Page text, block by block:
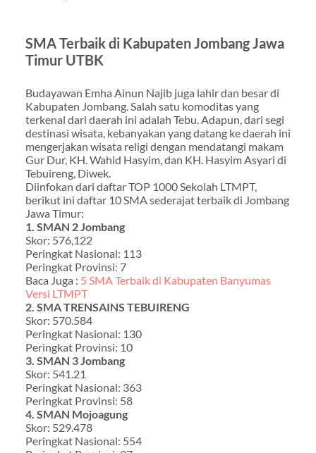
SMA Terbaik di Kabupaten Jombang Jawa
Timur UTBK
Budayawan Emha Ainun Najib juga lahir dan besar di
Kabupaten Jombang. Salah satu komoditas yang
terkenal dari daerah ini adalah Tebu. Adapun, dari segi
destinasi wisata, kebanyakan yang datang ke daerah ini
mengerjakan wisata religi dengan mendatangi makam
Gur Dur, KH. Wahid Hasyim, dan KH. Hasyim Asyari di
Tebuireng, Diwek.
Diinfokan dari daftar TOP 1000 Sekolah LTMPT,
berikut ini daftar 10 SMA sederajat terbaik di Jombang
Jawa Timur:
1. SMAN 2 Jombang
Skor: 576,122
Peringkat Nasional: 113
Peringkat Provinsi: 7
Baca Juga : 5 SMA Terbaik di Kabupaten Banyumas
Versi LTMPT
2. SMA TRENSAINS TEBUIRENG
Skor: 570.584
Peringkat Nasional: 130
Peringkat Provinsi: 10
3. SMAN 3 Jombang
Skor: 541.21
Peringkat Nasional: 363
Peringkat Provinsi: 58
4. SMAN Mojoagung
Skor: 529.478
Peringkat Nasional: 554